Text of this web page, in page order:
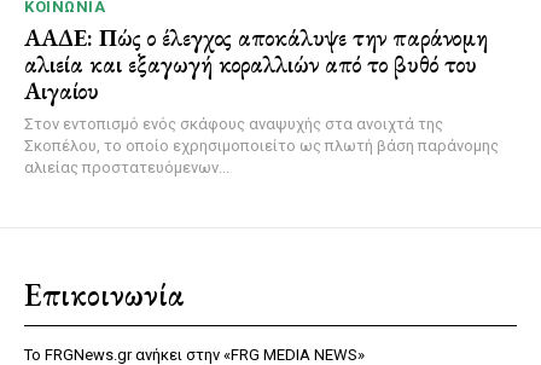
ΚΟΙΝΩΝΊΑ
ΑΑΔΕ: Πώς ο έλεγχος αποκάλυψε την παράνομη
αλιεία και εξαγωγή κοραλλιών από το βυθό του
Αιγαίου
Στον εντοπισμό ενός σκάφους αναψυχής στα ανοιχτά της
Σκοπέλου, το οποίο εχρησιμοποιείτο ως πλωτή βάση παράνομης
αλιείας προστατευόμενων...
Επικοινωνία
Το FRGNews.gr ανήκει στην «FRG MEDIA NEWS»